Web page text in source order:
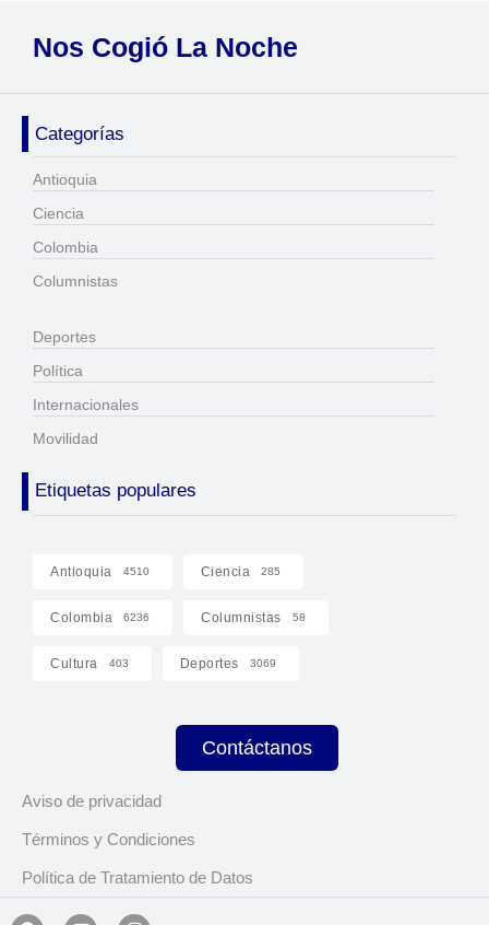
Nos Cogió La Noche
Categorías
Antioquia
Ciencia
Colombia
Columnistas
Deportes
Política
Internacionales
Movilidad
Etiquetas populares
Antioquia 4510 Ciencia 285
Colombia 6236 Columnistas 58
Cultura 403 Deportes 3069
Contáctanos
Aviso de privacidad
Términos y Condiciones
Política de Tratamiento de Datos